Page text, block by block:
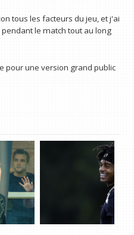
tous les facteurs du jeu, et j'ai
le match tout au long
pour une version grand public